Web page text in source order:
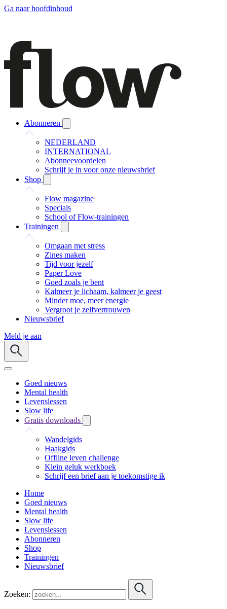
Ga naar hoofdinhoud
Abonneren
NEDERLAND
INTERNATIONAL
Abonneevoordelen
Schrijf je in voor onze nieuwsbrief
Shop
Flow magazine
Specials
School of Flow-trainingen
Trainingen
Omgaan met stress
Zines maken
Tijd voor jezelf
Paper Love
Goed zoals je bent
Kalmeer je lichaam, kalmeer je geest
Minder moe, meer energie
Vergroot je zelfvertrouwen
Nieuwsbrief
Meld je aan
Goed nieuws
Mental health
Levenslessen
Slow life
Gratis downloads
Wandelgids
Haakgids
Offline leven challenge
Klein geluk werkboek
Schrijf een brief aan je toekomstige ik
Home
Goed nieuws
Mental health
Slow life
Levenslessen
Abonneren
Shop
Trainingen
Nieuwsbrief
Zoeken: